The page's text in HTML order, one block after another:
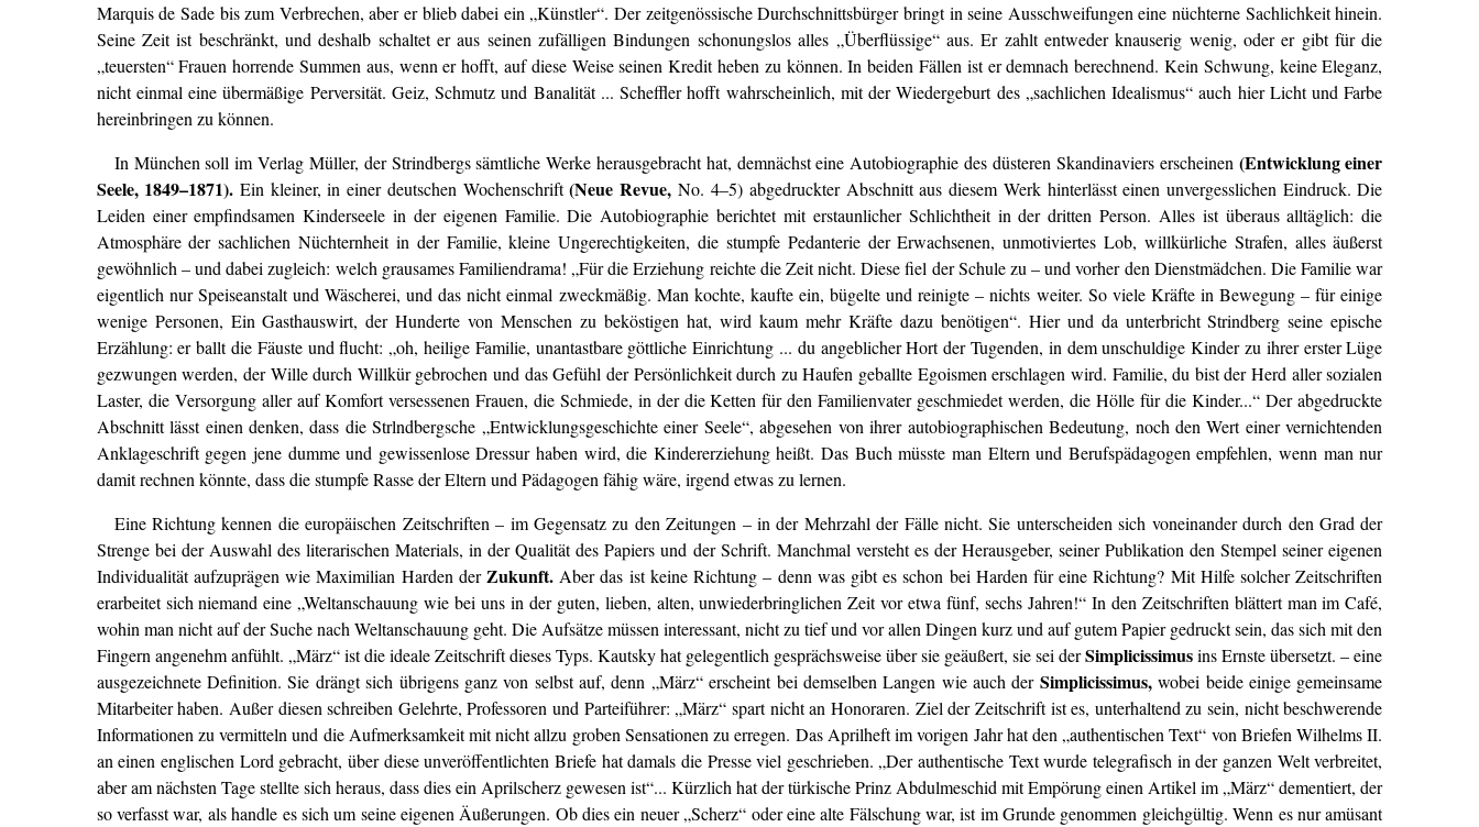
Marquis de Sade bis zum Verbrechen, aber er blieb dabei ein „Künstler“. Der zeitgenössische Durchschnittsbürger bringt in seine Ausschweifungen eine nüchterne Sachlichkeit hinein.
Seine Zeit ist beschränkt, und deshalb schaltet er aus seinen zufälligen Bindungen schonungslos alles „Überflüssige“ aus. Er zahlt entweder knauserig wenig, oder er gibt für die
„teuersten“ Frauen horrende Summen aus, wenn er hofft, auf diese Weise seinen Kredit heben zu können. In beiden Fällen ist er demnach berechnend. Kein Schwung, keine Eleganz,
nicht einmal eine übermäßige Perversität. Geiz, Schmutz und Banalität ... Scheffler hofft wahrscheinlich, mit der Wiedergeburt des „sachlichen Idealismus“ auch hier Licht und Farbe
hereinbringen zu können.
In München soll im Verlag Müller, der Strindbergs sämtliche Werke herausgebracht hat, demnächst eine Autobiographie des düsteren Skandinaviers erscheinen (Entwicklung einer
Seele, 1849–1871). Ein kleiner, in einer deutschen Wochenschrift(Neue Revue,No. 4–5) abgedruckter Abschnitt aus diesem Werk hinterlässt einen unvergesslichen Eindruck. Die
Leiden einer empfindsamen Kinderseele in der eigenen Familie. Die Autobiographie berichtet mit erstaunlicher Schlichtheit in der dritten Person. Alles ist überaus alltäglich: die
Atmosphäre der sachlichen Nüchternheit in der Familie, kleine Ungerechtigkeiten, die stumpfe Pedanterie der Erwachsenen, unmotiviertes Lob, willkürliche Strafen, alles äußerst
gewöhnlich – und dabei zugleich: welch grausames Familiendrama! „Für die Erziehung reichte die Zeit nicht. Diese fiel der Schule zu – und vorher den Dienstmädchen. Die Familie war
eigentlich nur Speiseanstalt und Wäscherei, und das nicht einmal zweckmäßig. Man kochte, kaufte ein, bügelte und reinigte – nichts weiter. So viele Kräfte in Bewegung – für einige
wenige Personen, Ein Gasthauswirt, der Hunderte von Menschen zu beköstigen hat, wird kaum mehr Kräfte dazu benötigen“. Hier und da unterbricht Strindberg seine epische
Erzählung: er ballt die Fäuste und flucht: „oh, heilige Familie, unantastbare göttliche Einrichtung ... du angeblicher Hort der Tugenden, in dem unschuldige Kinder zu ihrer erster Lüge
gezwungen werden, der Wille durch Willkür gebrochen und das Gefühl der Persönlichkeit durch zu Haufen geballte Egoismen erschlagen wird. Familie, du bist der Herd aller sozialen
Laster, die Versorgung aller auf Komfort versessenen Frauen, die Schmiede, in der die Ketten für den Familienvater geschmiedet werden, die Hölle für die Kinder...“ Der abgedruckte
Abschnitt lässt einen denken, dass die Strlndbergsche „Entwicklungsgeschichte einer Seele“, abgesehen von ihrer autobiographischen Bedeutung, noch den Wert einer vernichtenden
Anklageschrift gegen jene dumme und gewissenlose Dressur haben wird, die Kindererziehung heißt. Das Buch müsste man Eltern und Berufspädagogen empfehlen, wenn man nur
damit rechnen könnte, dass die stumpfe Rasse der Eltern und Pädagogen fähig wäre, irgend etwas zu lernen.
Eine Richtung kennen die europäischen Zeitschriften – im Gegensatz zu den Zeitungen – in der Mehrzahl der Fälle nicht. Sie unterscheiden sich voneinander durch den Grad der
Strenge bei der Auswahl des literarischen Materials, in der Qualität des Papiers und der Schrift. Manchmal versteht es der Herausgeber, seiner Publikation den Stempel seiner eigenen
Individualität aufzuprägen wie Maximilian Harden derZukunft.Aber das ist keine Richtung – denn was gibt es schon bei Harden für eine Richtung? Mit Hilfe solcher Zeitschriften
erarbeitet sich niemand eine „Weltanschauung wie bei uns in der guten, lieben, alten, unwiederbringlichen Zeit vor etwa fünf, sechs Jahren!“ In den Zeitschriften blättert man im Café,
wohin man nicht auf der Suche nach Weltanschauung geht. Die Aufsätze müssen interessant, nicht zu tief und vor allen Dingen kurz und auf gutem Papier gedruckt sein, das sich mit den
Fingern angenehm anfühlt. „März“ ist die ideale Zeitschrift dieses Typs. Kautsky hat gelegentlich gesprächsweise über sie geäußert, sie sei derSimplicissimusins Ernste übersetzt. – eine
ausgezeichnete Definition. Sie drängt sich übrigens ganz von selbst auf, denn „März“ erscheint bei demselben Langen wie auch der Simplicissimus,wobei beide einige gemeinsame
Mitarbeiter haben. Außer diesen schreiben Gelehrte, Professoren und Parteiführer: „März“ spart nicht an Honoraren. Ziel der Zeitschrift ist es, unterhaltend zu sein, nicht beschwerende
Informationen zu vermitteln und die Aufmerksamkeit mit nicht allzu groben Sensationen zu erregen. Das Aprilheft im vorigen Jahr hat den „authentischen Text“ von Briefen Wilhelms II.
an einen englischen Lord gebracht, über diese unveröffentlichten Briefe hat damals die Presse viel geschrieben. „Der authentische Text wurde telegrafisch in der ganzen Welt verbreitet,
aber am nächsten Tage stellte sich heraus, dass dies ein Aprilscherz gewesen ist“... Kürzlich hat der türkische Prinz Abdulmeschid mit Empörung einen Artikel im „März“ dementiert, der
so verfasst war, als handle es sich um seine eigenen Äußerungen. Ob dies ein neuer „Scherz“ oder eine alte Fälschung war, ist im Grunde genommen gleichgültig. Wenn es nur amüsant